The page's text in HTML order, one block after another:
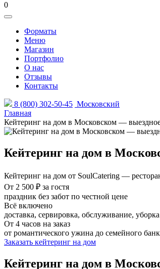
0
Форматы
Меню
Магазин
Портфолио
О нас
Отзывы
Контакты
8 (800) 302-50-45 Московский
Главная
Кейтеринг на дом в Московском —
Кейтеринг на дом в
Кейтеринг на дом от SoulCatering —
От 2 500 ₽ за гостя
праздник без забот по честной цене
Всё включено
доставка, сервировка, обслуживание, уборка
От 4 часов на заказ
от романтического ужина до семейного
Заказать кейтеринг на дом
Кейтеринг на дом в